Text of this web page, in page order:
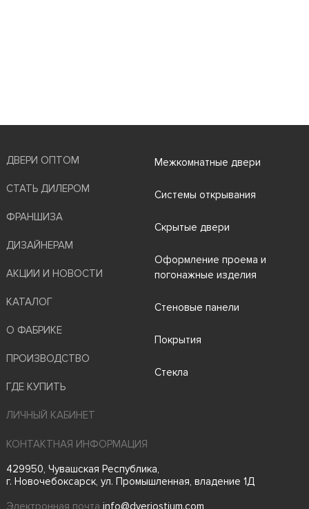
ДВЕРИ ОПТОМ
СТАТЬ ДИЛЕРОМ
ФРАНШИЗА
ДИЗАЙНЕРАМ
АКЦИИ И НОВОСТИ
КАТАЛОГ
О ФАБРИКЕ
ПРОИЗВОДСТВО
ГДЕ КУПИТЬ
Межкомнатные двери
Системы открывания
Скрытые двери
Оформление проема и
погонажные изделия
Стеновые панели
Покрытия
Стекла
ЛИЧНЫЙ КАБИНЕТ
КОНТАКТНАЯ ИНФОРМАЦИЯ
429950, Чувашская Республика,
г. Новочебоксарск, ул. Промышленная, владение 1Д
Электронная почта info@dveriostium.com